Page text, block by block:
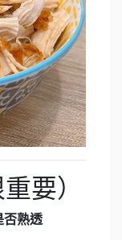
要）
否熟透